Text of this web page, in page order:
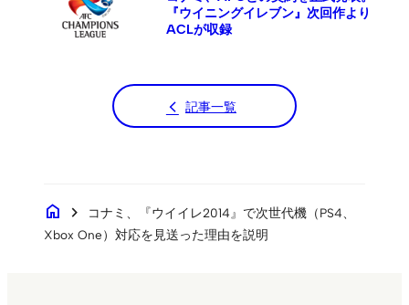
『ウイニングイレブン』次回作より
ACLが収録
記事一覧
home chevron_right
コナミ、『ウイイレ2014』で次世代機（PS4、
Xbox One）対応を見送った理由を説明